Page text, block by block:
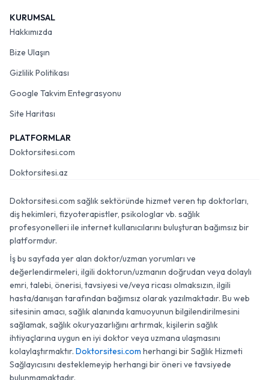
KURUMSAL
Hakkımızda
Bize Ulaşın
Gizlilik Politikası
Google Takvim Entegrasyonu
Site Haritası
PLATFORMLAR
Doktorsitesi.com
Doktorsitesi.az
Doktorsitesi.com sağlık sektöründe hizmet veren tıp doktorları,
diş hekimleri, fizyoterapistler, psikologlar vb. sağlık
profesyonelleri ile internet kullanıcılarını buluşturan bağımsız bir
platformdur.
İş bu sayfada yer alan doktor/uzman yorumları ve
değerlendirmeleri, ilgili doktorun/uzmanın doğrudan veya dolaylı
emri, talebi, önerisi, tavsiyesi ve/veya ricası olmaksızın, ilgili
hasta/danışan tarafından bağımsız olarak yazılmaktadır. Bu web
sitesinin amacı, sağlık alanında kamuoyunun bilgilendirilmesini
sağlamak, sağlık okuryazarlığını artırmak, kişilerin sağlık
ihtiyaçlarına uygun en iyi doktor veya uzmana ulaşmasını
kolaylaştırmaktır. Doktorsitesi.com herhangi bir Sağlık Hizmeti
Sağlayıcısını desteklemeyip herhangi bir öneri ve tavsiyede
bulunmamaktadır.